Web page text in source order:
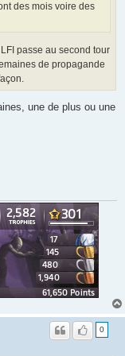
des mois voire des
passe au second tour
de propagande
une de plus ou une
0